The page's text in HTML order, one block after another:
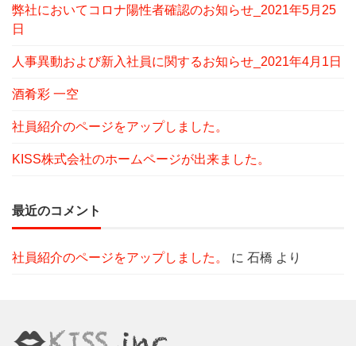
弊社においてコロナ陽性者確認のお知らせ_2021年5月25
日
人事異動および新入社員に関するお知らせ_2021年4月1日
酒肴彩 一空
社員紹介のページをアップしました。
KISS株式会社のホームページが出来ました。
最近のコメント
社員紹介のページをアップしました。 に 石橋 より